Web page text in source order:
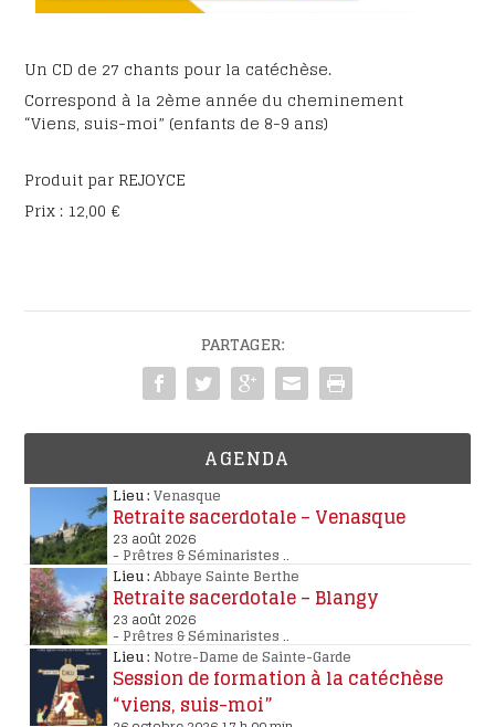
Un CD de 27 chants pour la catéchèse.
Correspond à la 2ème année du cheminement
“Viens, suis-moi” (enfants de 8-9 ans)
Produit par REJOYCE
Prix : 12,00 €
PARTAGER:
AGENDA
Lieu : Venasque
Retraite sacerdotale – Venasque
23 août 2026
- Prêtres & Séminaristes..
Lieu : Abbaye Sainte Berthe
Retraite sacerdotale – Blangy
23 août 2026
- Prêtres & Séminaristes..
Lieu : Notre-Dame de Sainte-Garde
Session de formation à la catéchèse
“viens, suis-moi”